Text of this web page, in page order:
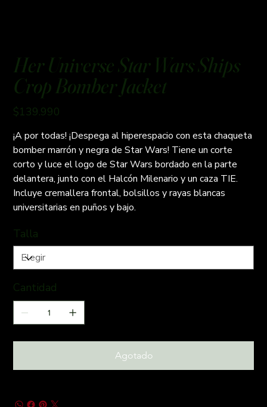
Her Universe Star Wars Ships
Crop Bomber Jacket
Precio
$139.990
¡A por todas! ¡Despega al hiperespacio con esta chaqueta
bomber marrón y negra de Star Wars! Tiene un corte
corto y luce el logo de Star Wars bordado en la parte
delantera, junto con el Halcón Milenario y un caza TIE.
Incluye cremallera frontal, bolsillos y rayas blancas
universitarias en puños y bajo.
Talla
Cantidad
Agotado